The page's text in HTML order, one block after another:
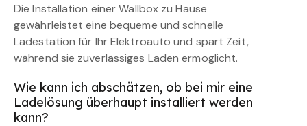
Die Installation einer Wallbox zu Hause
gewährleistet eine bequeme und schnelle
Ladestation für Ihr Elektroauto und spart Zeit,
während sie zuverlässiges Laden ermöglicht.
Wie kann ich abschätzen, ob bei mir eine
Ladelösung überhaupt installiert werden
kann?